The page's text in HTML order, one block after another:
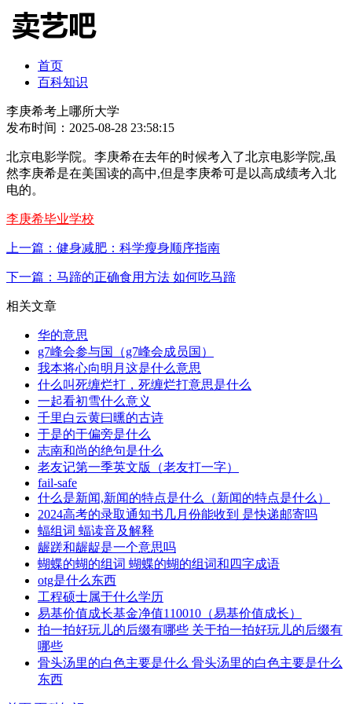
首页
百科知识
李庚希考上哪所大学
发布时间：2025-08-28 23:58:15
北京电影学院。李庚希在去年的时候考入了北京电影学院,虽
然李庚希是在美国读的高中,但是李庚希可是以高成绩考入北
电的。
李庚希毕业学校
上一篇：健身减肥：科学瘦身顺序指南
下一篇：马蹄的正确食用方法 如何吃马蹄
相关文章
华的意思
g7峰会参与国（g7峰会成员国）
我本将心向明月这是什么意思
什么叫死缠烂打，死缠烂打意思是什么
一起看初雪什么意义
千里白云黄曰曛的古诗
于是的于偏旁是什么
志南和尚的绝句是什么
老友记第一季英文版（老友打一字）
fail-safe
什么是新闻,新闻的特点是什么（新闻的特点是什么）
2024高考的录取通知书几月份能收到 是快递邮寄吗
蝠组词 蝠读音及解释
龌蹉和龌龊是一个意思吗
蝴蝶的蝴的组词 蝴蝶的蝴的组词和四字成语
otg是什么东西
工程硕士属于什么学历
易基价值成长基金净值110010（易基价值成长）
拍一拍好玩儿的后缀有哪些 关于拍一拍好玩儿的后缀有
哪些
骨头汤里的白色主要是什么 骨头汤里的白色主要是什么
东西